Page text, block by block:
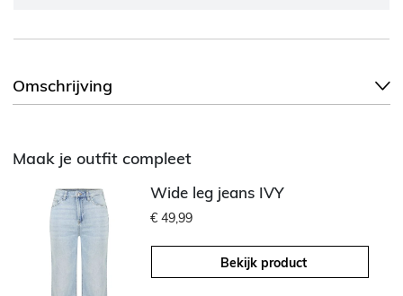
Omschrijving
Maak je outfit compleet
Wide leg jeans IVY
€ 49,99
Bekijk product